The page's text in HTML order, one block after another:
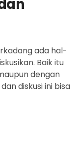
ada hal-
Baik itu
dengan
diskusi ini bisa